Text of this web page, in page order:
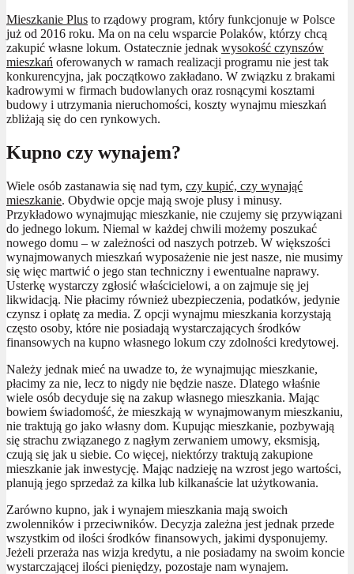
Mieszkanie Plus to rządowy program, który funkcjonuje w Polsce
już od 2016 roku. Ma on na celu wsparcie Polaków, którzy chcą
zakupić własne lokum. Ostatecznie jednak wysokość czynszów
mieszkań oferowanych w ramach realizacji programu nie jest tak
konkurencyjna, jak początkowo zakładano. W związku z brakami
kadrowymi w firmach budowlanych oraz rosnącymi kosztami
budowy i utrzymania nieruchomości, koszty wynajmu mieszkań
zbliżają się do cen rynkowych.
Kupno czy wynajem?
Wiele osób zastanawia się nad tym, czy kupić, czy wynająć
mieszkanie. Obydwie opcje mają swoje plusy i minusy.
Przykładowo wynajmując mieszkanie, nie czujemy się przywiązani
do jednego lokum. Niemal w każdej chwili możemy poszukać
nowego domu – w zależności od naszych potrzeb. W większości
wynajmowanych mieszkań wyposażenie nie jest nasze, nie musimy
się więc martwić o jego stan techniczny i ewentualne naprawy.
Usterkę wystarczy zgłosić właścicielowi, a on zajmuje się jej
likwidacją. Nie płacimy również ubezpieczenia, podatków, jedynie
czynsz i opłatę za media. Z opcji wynajmu mieszkania korzystają
często osoby, które nie posiadają wystarczających środków
finansowych na kupno własnego lokum czy zdolności kredytowej.
Należy jednak mieć na uwadze to, że wynajmując mieszkanie,
płacimy za nie, lecz to nigdy nie będzie nasze. Dlatego właśnie
wiele osób decyduje się na zakup własnego mieszkania. Mając
bowiem świadomość, że mieszkają w wynajmowanym mieszkaniu,
nie traktują go jako własny dom. Kupując mieszkanie, pozbywają
się strachu związanego z nagłym zerwaniem umowy, eksmisją,
czują się jak u siebie. Co więcej, niektórzy traktują zakupione
mieszkanie jak inwestycję. Mając nadzieję na wzrost jego wartości,
planują jego sprzedaż za kilka lub kilkanaście lat użytkowania.
Zarówno kupno, jak i wynajem mieszkania mają swoich
zwolenników i przeciwników. Decyzja zależna jest jednak przede
wszystkim od ilości środków finansowych, jakimi dysponujemy.
Jeżeli przeraża nas wizja kredytu, a nie posiadamy na swoim koncie
wystarczającej ilości pieniędzy, pozostaje nam wynajem.